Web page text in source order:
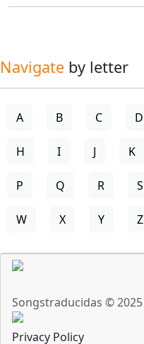
Navigate by letter
A B C D
H I J K
P Q R S
W X Y Z
Songstraducidas © 2025
Privacy Policy